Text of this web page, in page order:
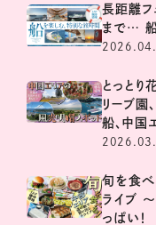
長距離フ
まで… 船
とっとり
リーブ園
船、中国
旬を食
ライブ
っぱい！